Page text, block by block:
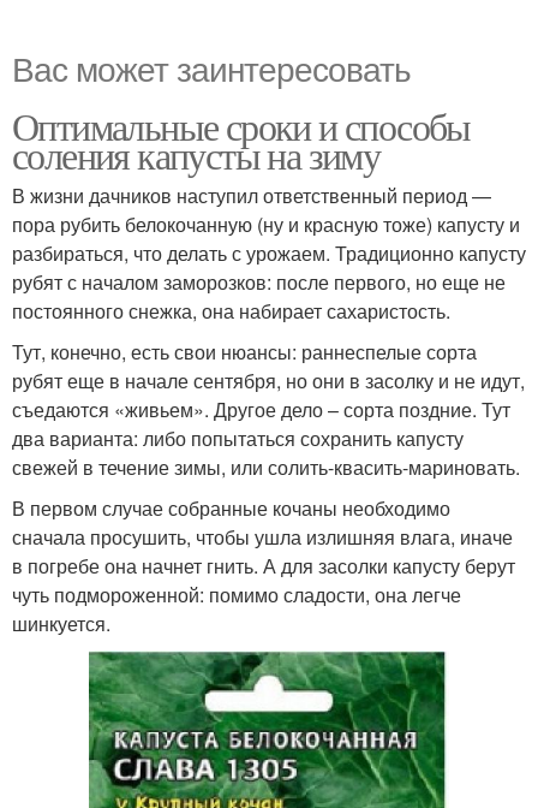
Вас может заинтересовать
Оптимальные сроки и способы
соления капусты на зиму
В жизни дачников наступил ответственный период —
пора рубить белокочанную (ну и красную тоже) капусту и
разбираться, что делать с урожаем. Традиционно капусту
рубят с началом заморозков: после первого, но еще не
постоянного снежка, она набирает сахаристость.
Тут, конечно, есть свои нюансы: раннеспелые сорта
рубят еще в начале сентября, но они в засолку и не идут,
съедаются «живьем». Другое дело – сорта поздние. Тут
два варианта: либо попытаться сохранить капусту
свежей в течение зимы, или солить-квасить-мариновать.
В первом случае собранные кочаны необходимо
сначала просушить, чтобы ушла излишняя влага, иначе
в погребе она начнет гнить. А для засолки капусту берут
чуть подмороженной: помимо сладости, она легче
шинкуется.